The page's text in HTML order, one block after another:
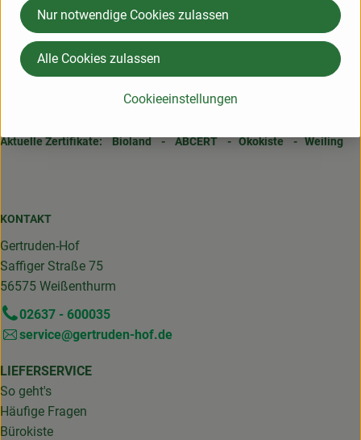
Folge uns
Externer Link zu https://www.facebook.com/
Externer Link zu https://www.oekokiste.de/
Externer Link zu https://www.bioland.de/
zertifiziert 2021
Aktuelle Zertifikate:Bioland-ABCERT-Ökokiste-Weiling
KONTAKT
Gertruden-Hof
Saffiger Straße 75
56575 Weißenthurm
02637 - 600035
service@gertruden-hof.de
LIEFERSERVICE
So geht's
Häufige Fragen
Bürokiste
Cookieeinstellungen
Nur notwendige Cookies zulassen
Alle Cookies zulassen